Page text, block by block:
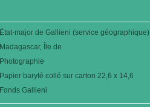
État-major de Gallieni (service géographique)
Madagascar, Île de
Photographie
Papier baryté collé sur carton 22,6 x 14,6
Fonds Gallieni